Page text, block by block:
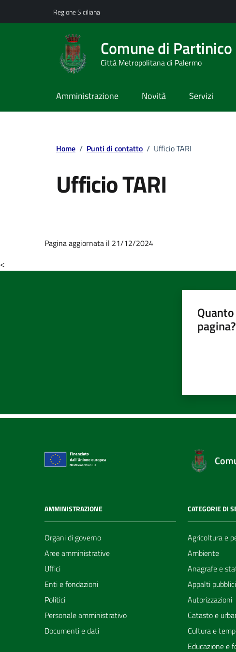
Regione Siciliana
Comune di Partinico
Città Metropolitana di Palermo
Amministrazione Novità Servizi
Home / Punti di contatto / Ufficio TARI
Ufficio TARI
Pagina aggiornata il 21/12/2024
<
pagina?
AMMINISTRAZIONE
Organi di governo
Aree amministrative
Uffici
Enti e fondazioni
Politici
Personale amministrativo
Documenti e dati
CATEGORIE DI
Agricoltura e
Ambiente
Anagrafe e
Appalti pubblici
Autorizzazioni
Catasto e
Cultura e
Educazione e